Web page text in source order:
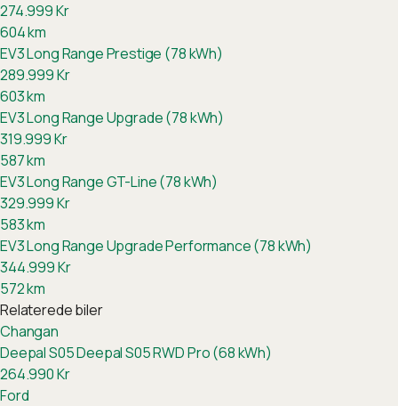
274.999Kr
604km
EV3 Long Range Prestige (78 kWh)
289.999Kr
603km
EV3 Long Range Upgrade (78 kWh)
319.999Kr
587km
EV3 Long Range GT-Line (78 kWh)
329.999Kr
583km
EV3 Long Range Upgrade Performance (78 kWh)
344.999Kr
572km
Relaterede biler
Changan
Deepal S05Deepal S05 RWD Pro (68 kWh)
264.990Kr
Ford